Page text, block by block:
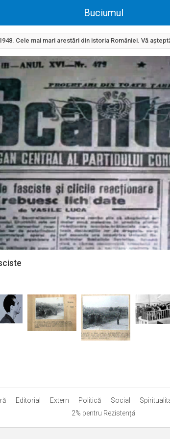
Buciumul
Cele mai mari arestări din istoria României. Vă
Editorial Extern Politică Social
2% pentru Rezistență